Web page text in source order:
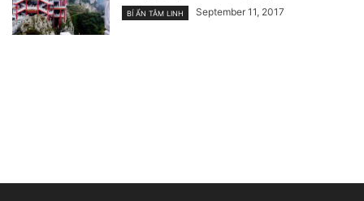
BÍ ẨN TÂM LINH September 11, 2017